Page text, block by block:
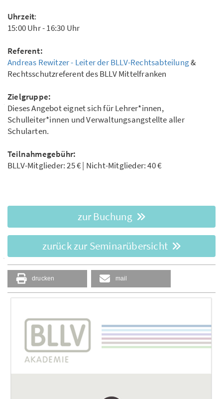
Uhrzeit:
15:00 Uhr - 16:30 Uhr
Referent:
Andreas Rewitzer - Leiter der BLLV-Rechtsabteilung&
Rechtsschutzreferent des BLLV Mittelfranken
Zielgruppe:
Dieses Angebot eignet sich für Lehrer*innen,
Schulleiter*innen und Verwaltungsangstellte aller
Schularten.
Teilnahmegebühr:
BLLV-Mitglieder: 25 € | Nicht-Mitglieder: 40 €
zur Buchung
zurück zur Seminarübersicht
drucken mail